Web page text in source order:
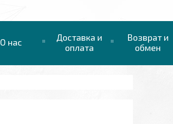
О нас
Доставка и
оплата
Возврат и
обмен